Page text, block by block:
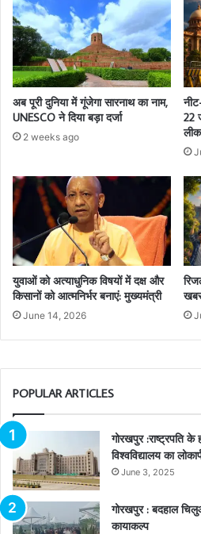
अब पूरी दुनिया में गूंजेगा सारनाथ का नाम,
UNESCO ने दिया बड़ा दर्जा
2 weeks ago
22
लीक
युवाओं को अत्याधुनिक विषयों में दक्ष और
किसानों को आत्मनिर्भर बनाएं: मुख्यमंत्री
June 14, 2026
POPULAR ARTICLES
गोरखपुर :राष्ट्रपति
विश्वविद्यालय का
June 3, 2025
गोरखपुर : बदहाल
कायाकल्प